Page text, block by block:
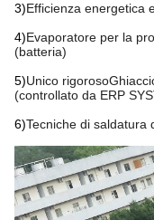
3)Efficienza energetica
4)Evaporatore per la
(batteria)
5)Unico rigoroso
(controllato da ERP
6)Tecniche di saldatura